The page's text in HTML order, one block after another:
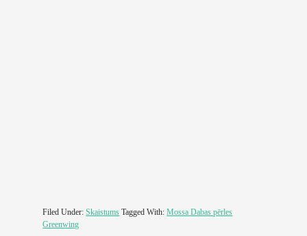
Filed Under:Skaistums Tagged With:Mossa Dabas pērles
Greenwing